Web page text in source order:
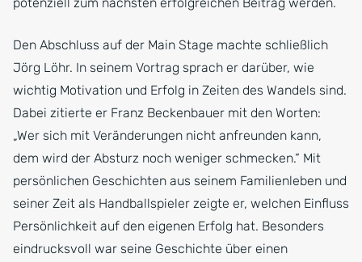
Den Abschluss auf der Main Stage machte schließlich
Jörg Löhr. In seinem Vortrag sprach er darüber, wie
wichtig Motivation und Erfolg in Zeiten des Wandels sind.
Dabei zitierte er Franz Beckenbauer mit den Worten:
„Wer sich mit Veränderungen nicht anfreunden kann,
dem wird der Absturz noch weniger schmecken.“ Mit
persönlichen Geschichten aus seinem Familienleben und
seiner Zeit als Handballspieler zeigte er, welchen Einfluss
Persönlichkeit auf den eigenen Erfolg hat. Besonders
eindrucksvoll war seine Geschichte über einen